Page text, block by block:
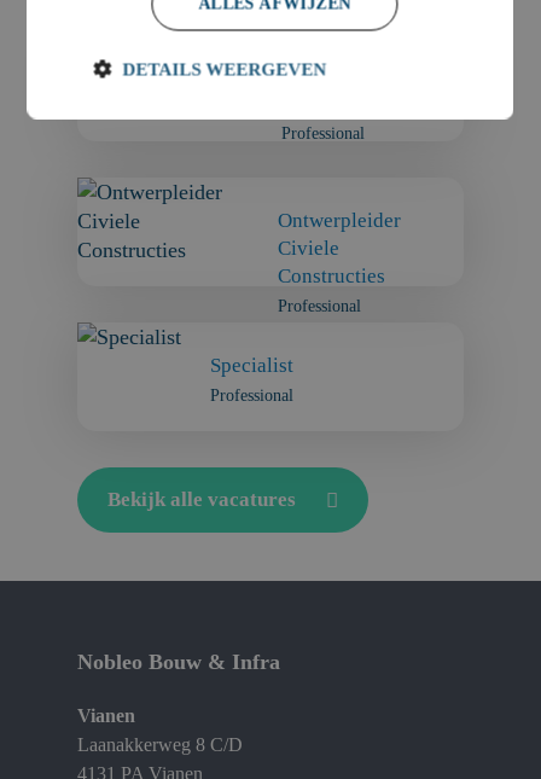
Ontwerpleider
Professional
Ontwerpleider
Civiele
Constructies
Professional
Specialist
Professional
Bekijk alle vacatures
Nobleo Bouw & Infra
Vianen
Laanakkerweg 8 C/D
4131 PA Vianen
ALLES AFWIJZEN
DETAILS WEERGEVEN